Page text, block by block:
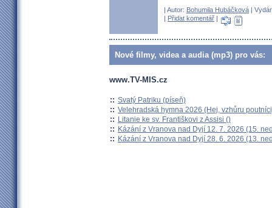
| Autor: Bohumila Hubáčková |
| Přidat komentář |
Nové filmy, videa a audia (mp3) pro vás:
www.TV-MIS.cz
:: Svatý Patriku (píseň)
:: Velehradská hymna 2026 (Hej, vzhůru
:: Litanie ke sv. Františkovi z Assisi ()
:: Kázání z Vranova nad Dyjí 12. 7. 2026 (15.
:: Kázání z Vranova nad Dyjí 28. 6. 2026 (13.